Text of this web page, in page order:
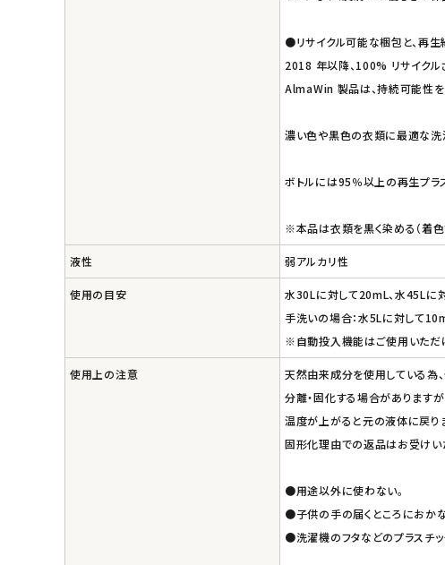
●リサイクル可能な梱包と、再生
2018 年以降、100% リサイクル
AlmaWin 製品は、持続可能性を
濃い色や黒色の衣類に最適な洗
ボトルには95％以上の再生プラ
※本品は衣類を黒く染める（着色
液性 弱アルカリ性
使用の目安
水30Lに対して20mL、水45Lに
手洗いの場合：水5Lに対して
※自動投入機能はご使用いただ
使用上の注意
天然由来成分を使用している為
分離・固化する場合があります
温度が上がると元の液体に戻り
固形化理由での返品はお受けい
●用途以外に使わない。
●子供の手の届くところにおか
●洗濯機のフタなどのプラスチ